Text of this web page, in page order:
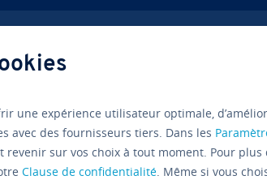
Tutoriels Windows
une expérience utilisateur optimale,
avec des fournisseurs tiers. Dans les
revenir sur vos choix à tout moment. Pour
Clause de confidentialité. Même si vous